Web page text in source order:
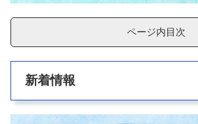
ページ内目次
新着情報